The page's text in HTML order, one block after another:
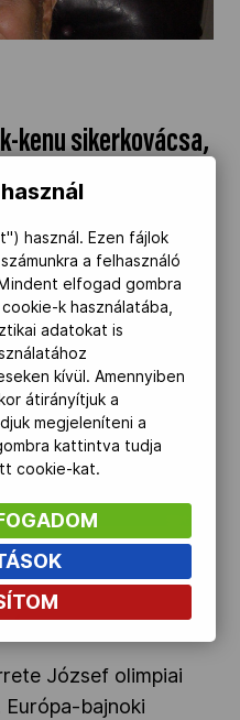
kenu sikerkovácsa,
születésnapját
Arany
kenu sport
az 1954-es
i olimpián
szövetségi
/>
József olimpiai
bajnoki
használ. Ezen fájlok
a felhasználó
elfogad gombra
k használatába,
adatokat is
kívül. Amennyiben
átirányítjuk a
megjeleníteni a
kattintva tudja
cookie-kat.